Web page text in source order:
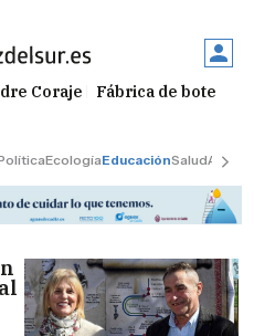
Coraje Fábrica de botellas
EcologíaEducaciónSalud